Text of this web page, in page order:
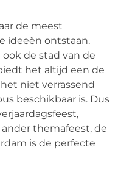
de meest
ideeën ontstaan.
de stad van de
het altijd een de
niet verrassend
beschikbaar is. Dus
themafeest, de
is de perfecte